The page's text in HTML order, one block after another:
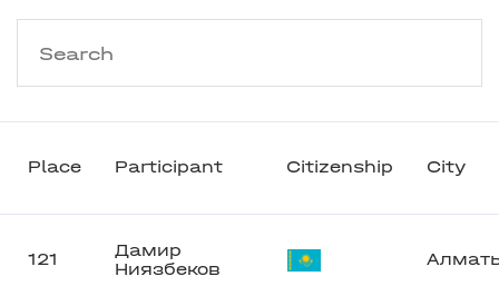
Place Participant Citizenship City
121
Дамир
Ниязбеков